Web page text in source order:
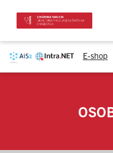
E-shop